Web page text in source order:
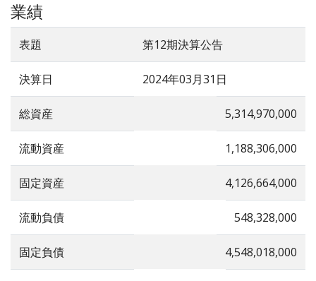
業績
表題 第12期決算公告
決算日 2024年03月31日
総資産 5,314,970,000
流動資産 1,188,306,000
固定資産 4,126,664,000
流動負債 548,328,000
固定負債 4,548,018,000